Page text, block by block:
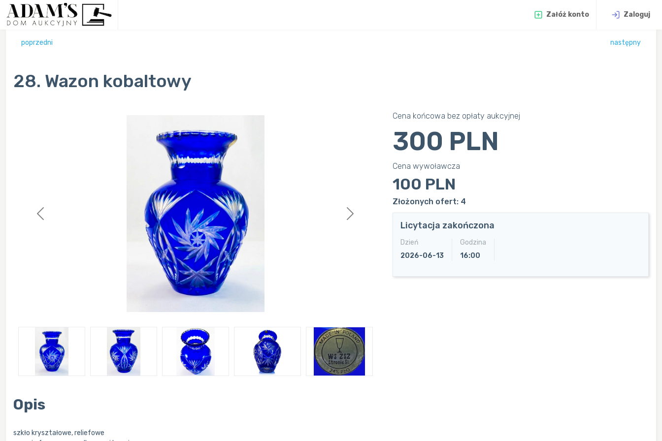
Załóż konto Zaloguj
poprzedni następny
28. Wazon kobaltowy
Previous Next
Cena końcowa bez opłaty aukcyjnej
300 PLN
Cena wywoławcza
100 PLN
Złożonych ofert: 4
Licytacja zakończona
Dzień
2026-06-13
Godzina
16:00
Opis
szkło kryształowe, reliefowe